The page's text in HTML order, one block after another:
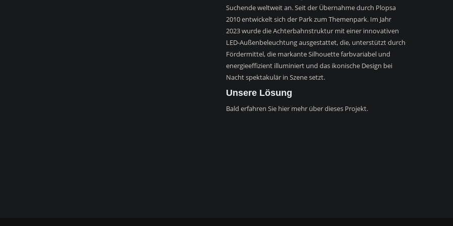
Suchende weltweit an. Seit der Übernahme durch Plopsa
2010 entwickelt sich der Park zum Themenpark. Im Jahr
2023 wurde die Achterbahnstruktur mit einer innovativen
LED-Außenbeleuchtung ausgestattet, die, unterstützt durch
Fördermittel, die markante Silhouette farbvariabel und
energieeffizient illuminiert und das ikonische Design bei
Nacht spektakulär in Szene setzt.
Unsere Lösung
Bald erfahren Sie hier mehr über dieses Projekt.